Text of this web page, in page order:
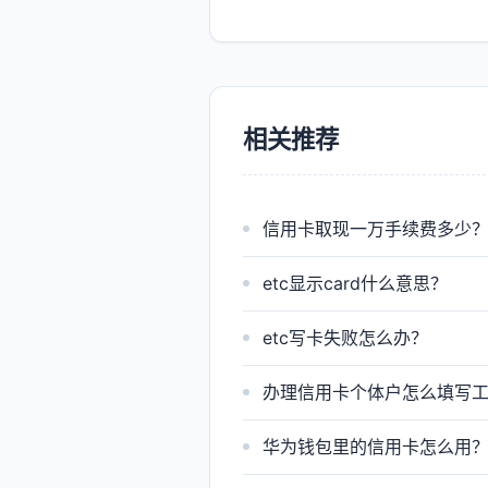
相关推荐
信用卡取现一万手续费多少？
etc显示card什么意思？
etc写卡失败怎么办？
办理信用卡个体户怎么填写工
华为钱包里的信用卡怎么用？